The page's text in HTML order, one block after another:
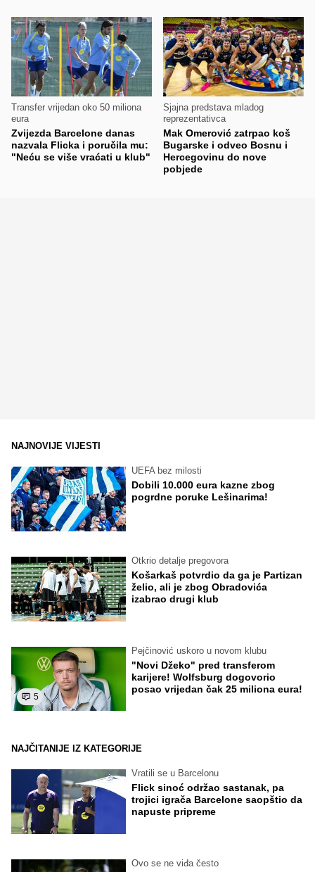
Transfer vrijedan oko 50 miliona
eura
Zvijezda Barcelone danas
nazvala Flicka i poručila mu:
"Neću se više vraćati u klub"
Sjajna predstava mladog
reprezentativca
Mak Omerović zatrpao koš
Bugarske i odveo Bosnu i
Hercegovinu do nove
pobjede
NAJNOVIJE VIJESTI
UEFA bez milosti
Dobili 10.000 eura kazne zbog
pogrdne poruke Lešinarima!
Otkrio detalje pregovora
Košarkaš potvrdio da ga je Partizan
želio, ali je zbog Obradovića
izabrao drugi klub
5
Pejčinović uskoro u novom klubu
"Novi Džeko" pred transferom
karijere! Wolfsburg dogovorio
posao vrijedan čak 25 miliona eura!
NAJČITANIJE IZ KATEGORIJE
Vratili se u Barcelonu
Flick sinoć održao sastanak, pa
trojici igrača Barcelone saopštio da
napuste pripreme
Ovo se ne viđa često